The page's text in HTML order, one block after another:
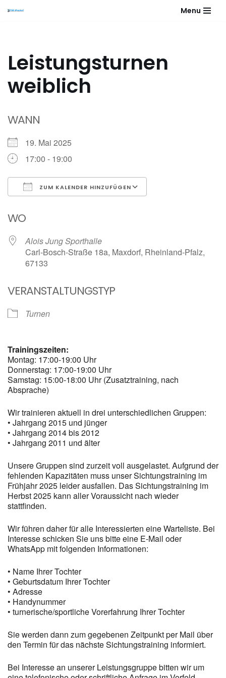
Menu
Leistungsturnen
weiblich
WANN
19. Mai 2025
17:00 - 19:00
ZUM KALENDER HINZUFÜGEN
WO
Alois Jung Sporthalle
Carl-Bosch-Straße 18a, Maxdorf, Rheinland-Pfalz,
67133
VERANSTALTUNGSTYP
Turnen
Trainingszeiten:
Montag: 17:00-19:00 Uhr
Donnerstag: 17:00-19:00 Uhr
Samstag: 15:00-18:00 Uhr (Zusatztraining, nach
Absprache)
Wir trainieren aktuell in drei unterschiedlichen Gruppen:
• Jahrgang 2015 und jünger
• Jahrgang 2014 bis 2012
• Jahrgang 2011 und älter
Unsere Gruppen sind zurzeit voll ausgelastet. Aufgrund der
fehlenden Kapazitäten muss unser Sichtungstraining im
Frühjahr 2025 leider ausfallen. Das Sichtungstraining im
Herbst 2025 kann aller Voraussicht nach wieder
stattfinden.
Wir führen daher für alle Interessierten eine Warteliste. Bei
Interesse schicken Sie uns bitte eine E-Mail oder
WhatsApp mit folgenden Informationen:
• Name Ihrer Tochter
• Geburtsdatum Ihrer Tochter
• Adresse
• Handynummer
• turnerische/sportliche Vorerfahrung Ihrer Tochter
Sie werden dann zum gegebenen Zeitpunkt per Mail über
den Termin für das nächste Sichtungstraining informiert.
Bei Interesse an unserer Leistungsgruppe bitten wir um